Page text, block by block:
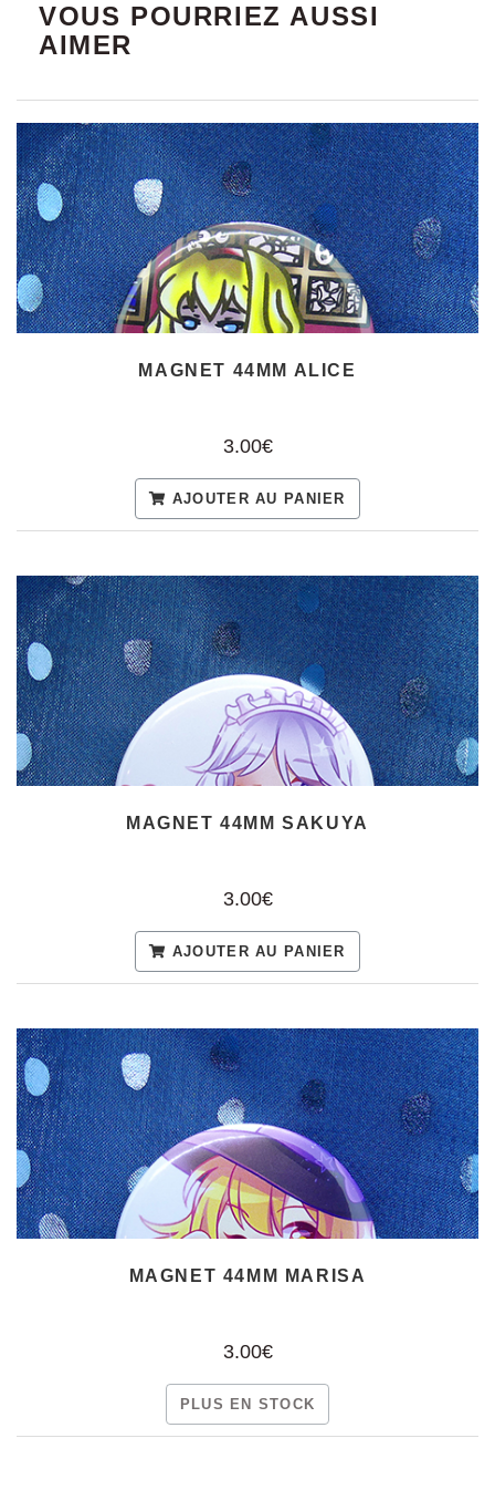
VOUS POURRIEZ AUSSI
AIMER
MAGNET 44MM ALICE
3.00€
AJOUTER AU PANIER
MAGNET 44MM SAKUYA
3.00€
AJOUTER AU PANIER
MAGNET 44MM MARISA
3.00€
PLUS EN STOCK